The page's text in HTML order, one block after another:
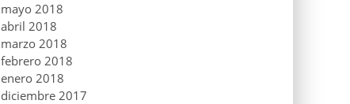
mayo 2018
abril 2018
marzo 2018
febrero 2018
enero 2018
diciembre 2017